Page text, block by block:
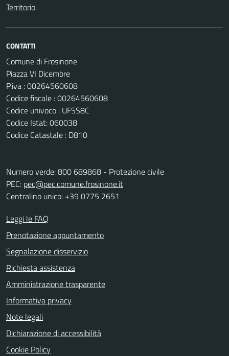
Territorio
CONTATTI
Comune di Frosinone
Piazza VI Dicembre
P.iva : 00264560608
Codice fiscale : 00264560608
Codice univoco : UFSS8C
Codice Istat: 060038
Codice Catastale : D810
Numero verde: 800 689868 - Protezione civile
PEC: pec@pec.comune.frosinone.it
Centralino unico: +39 0775 2651
Leggi le FAQ
Prenotazione appuntamento
Segnalazione disservizio
Richiesta assistenza
Amministrazione trasparente
Informativa privacy
Note legali
Dichiarazione di accessibilità
Cookie Policy